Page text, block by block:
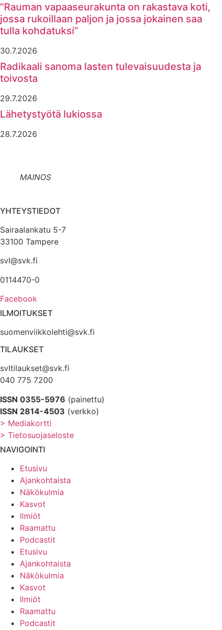
”Rauman vapaaseurakunta on rakastava koti,
jossa rukoillaan paljon ja jossa jokainen saa
tulla kohdatuksi”
30.7.2026
Radikaali sanoma lasten tulevaisuudesta ja
toivosta
29.7.2026
Lähetystyötä lukiossa
28.7.2026
MAINOS
YHTEYSTIEDOT
Sairaalankatu 5-7
33100 Tampere
svl@svk.fi
0114470-0
Facebook
ILMOITUKSET
suomenviikkolehti@svk.fi
TILAUKSET
svltilaukset@svk.fi
040 775 7200
ISSN 0355-5976 (painettu)
ISSN 2814-4503 (verkko)
> Mediakortti
> Tietosuojaseloste
NAVIGOINTI
Etusivu
Ajankohtaista
Näkökulmia
Kasvot
Ilmiöt
Raamattu
Podcastit
Etusivu
Ajankohtaista
Näkökulmia
Kasvot
Ilmiöt
Raamattu
Podcastit